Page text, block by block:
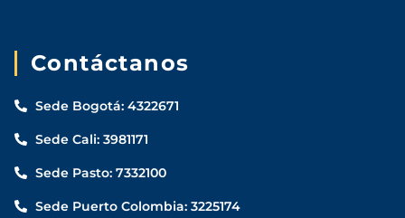
Contáctanos
Sede Bogotá: 4322671
Sede Cali: 3981171
Sede Pasto: 7332100
Sede Puerto Colombia: 3225174